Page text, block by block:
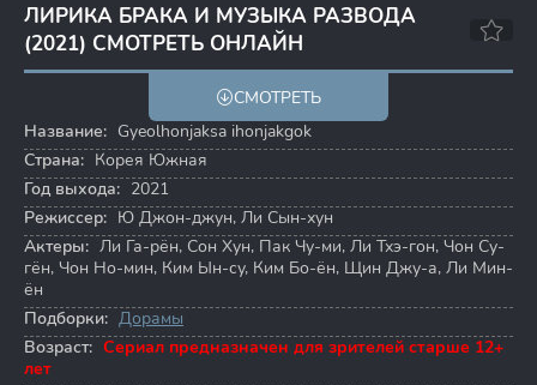
ЛИРИКА БРАКА И МУЗЫКА РАЗВОДА
(2021) СМОТРЕТЬ ОНЛАЙН
6.7
СМОТРЕТЬ
Название: Gyeolhonjaksa ihonjakgok
Страна: Корея Южная
Год выхода: 2021
Режиссер: Ю Джон-джун, Ли Сын-хун
Актеры: Ли Га-рён, Сон Хун, Пак Чу-ми, Ли Тхэ-гон, Чон Су-
гён, Чон Но-мин, Ким Ын-су, Ким Бо-ён, Щин Джу-а, Ли Мин-
ён
Подборки: Дорамы
Возраст: Сериал предназначен для зрителей старше 12+
лет